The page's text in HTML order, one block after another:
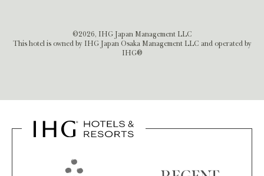
©2026, IHG Japan Management LLC
This hotel is owned by IHG Japan Osaka Management LLC and operated by
IHG®